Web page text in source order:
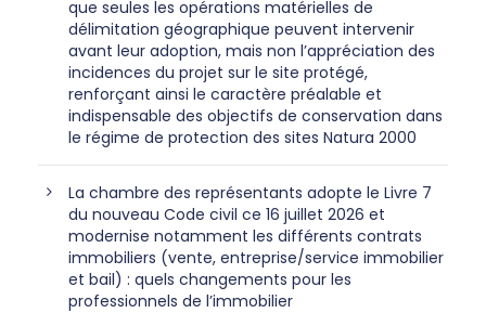
que seules les opérations matérielles de
délimitation géographique peuvent intervenir
avant leur adoption, mais non l’appréciation des
incidences du projet sur le site protégé,
renforçant ainsi le caractère préalable et
indispensable des objectifs de conservation dans
le régime de protection des sites Natura 2000
La chambre des représentants adopte le Livre 7
du nouveau Code civil ce 16 juillet 2026 et
modernise notamment les différents contrats
immobiliers (vente, entreprise/service immobilier
et bail) : quels changements pour les
professionnels de l’immobilier